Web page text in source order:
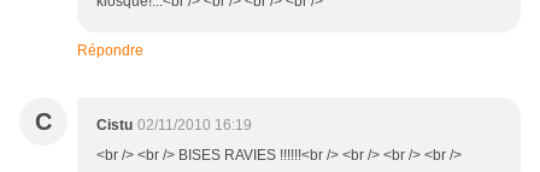
Répondre
C Cistu 02/11/2010 16:19
<br /> <br /> BISES RAVIES !!!!!!<br /> <br /> <br /> <br />